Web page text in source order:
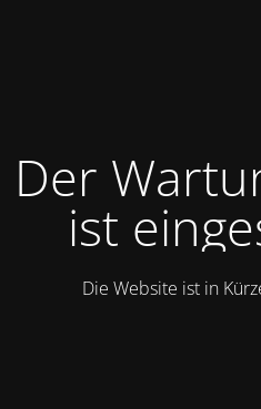
Der
ist
Die Website ist in